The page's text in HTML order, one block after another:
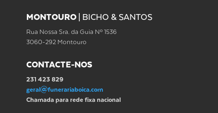
MONTOURO| BICHO & SANTOS
Rua Nossa Sra. da Guia Nº 1536
3060-292 Montouro
CONTACTE-NOS
231 423 829
geral@funerariaboica.com
Chamada para rede fixa nacional